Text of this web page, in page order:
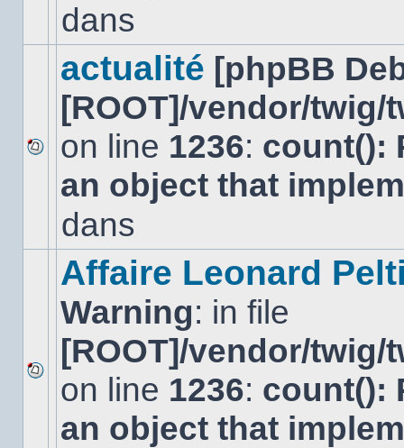
sujet.
dans
Aucun
nouveau
message
sujet.
actualité [phpBB
[ROOT]/vendor/
on line 1236: count():
an object that
dans
Aucun
nouveau
message
non-
Affaire Leonard
Warning: in file
[ROOT]/vendor/
on line 1236: count():
an object that